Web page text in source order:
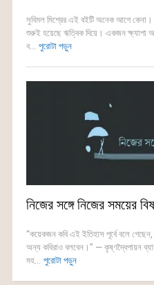
সুবিমল মিশ্রের এই বইটি অনেক আগে
শুরুই হয়েছে ঋত্বিক দিয়ে। একজন ক্ষ্যাপা
ব... পুরোটা পড়ুন
নিজের সঙ্গে নিজের সময়ের বিষ
“কয়েকজন কবি এই ইতিহাস পূর্বে বলে
অন্য কবিরাও বলবেন।” — কৃষ্ণদ্বৈপায়ন
মহ... পুরোটা পড়ুন